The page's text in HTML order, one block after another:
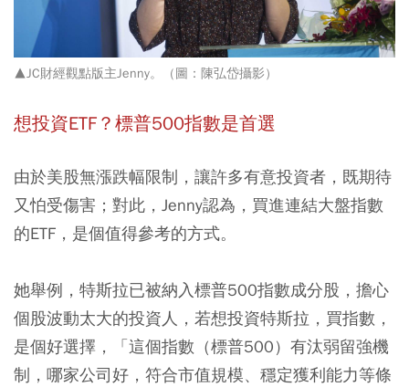
▲JC財經觀點版主Jenny。（圖：陳弘岱攝影）
想投資ETF ？標普500指數是首選
由於美股無漲跌幅限制，讓許多有意投資者，既期待
又怕受傷害；對此，Jenny認為，買進連結大盤指數
的ETF，是個值得參考的方式。
她舉例，特斯拉已被納入標普500指數成分股，擔心
個股波動太大的投資人，若想投資特斯拉，買指數，
是個好選擇，「這個指數（標普500）有汰弱留強機
制，哪家公司好，符合市值規模、穩定獲利能力等條